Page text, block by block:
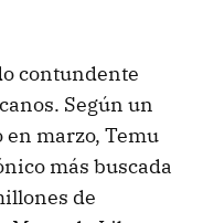
contundente
Según un
marzo, Temu
más buscada
de